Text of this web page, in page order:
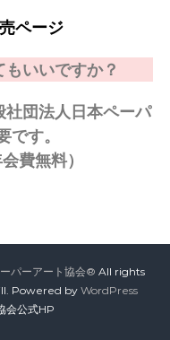
ページ
いいですか？
団法人日本ペーパ
す。
費無料）
パーアート協会® All rights
Powered by WordPress
会公式HP